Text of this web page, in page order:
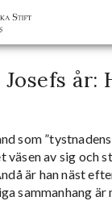
år:
som
väsen av sig och
är han näst
sammanhang är